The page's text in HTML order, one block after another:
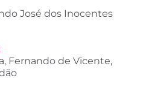
José dos Inocentes
Fernando de Vicente,